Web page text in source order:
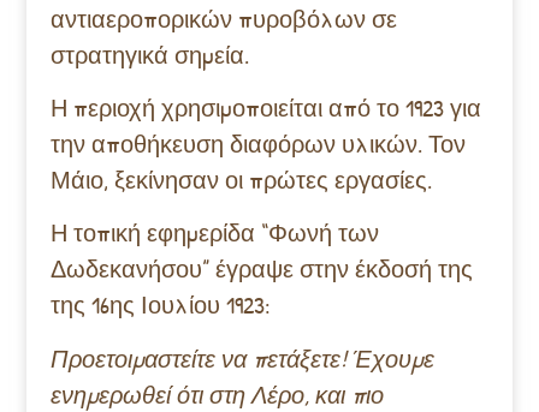
αντιαεροπορικών πυροβόλων σε
στρατηγικά σημεία.
Η περιοχή χρησιμοποιείται από το 1923 για
την αποθήκευση διαφόρων υλικών. Τον
Μάιο, ξεκίνησαν οι πρώτες εργασίες.
Η τοπική εφημερίδα “Φωνή των
Δωδεκανήσου” έγραψε στην έκδοσή της
της 16ης Ιουλίου 1923:
Προετοιμαστείτε να πετάξετε! Έχουμε
ενημερωθεί ότι στη Λέρο, και πιο